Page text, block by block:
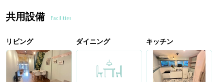
共用設備 Facilities
リビング ダイニング キッチン